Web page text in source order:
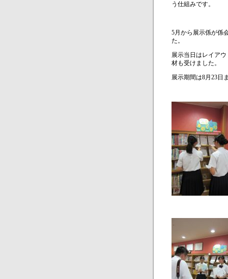
う仕組みです。
5月から展示係が係
た。
展示当日はレイア
材も受けました。
展示期間は8月 23日